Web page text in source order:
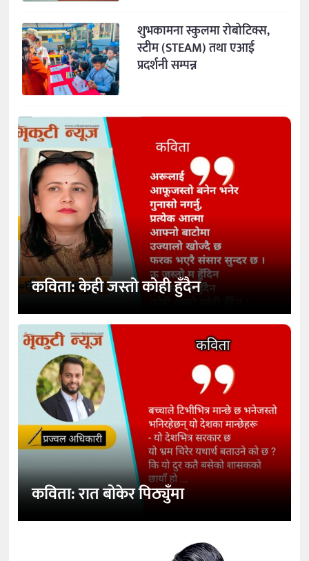
शुभकामना स्कुलमा रोबोटिक्स,
स्टीम (STEAM) तथा एआई
प्रदर्शनी सम्पन्न
कविता: केही जस्तो कोही हुँदैन
कविता: रात बोकेर पिठ्युँमा